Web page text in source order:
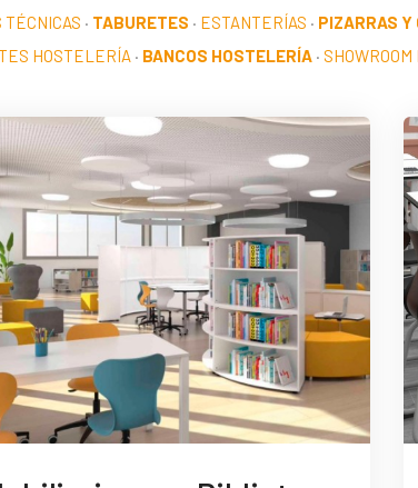
TÉCNICAS · TABURETES · ESTANTERÍAS · PIZARRAS Y
HOSTELERÍA · BANCOS HOSTELERÍA ·